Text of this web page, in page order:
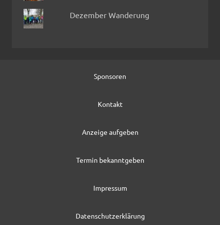
Dezember Wanderung
Sponsoren
Kontakt
Anzeige aufgeben
Termin bekanntgeben
Impressum
Datenschutzerklärung